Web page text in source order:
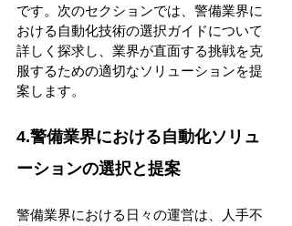
です。次のセクションでは、警備業界に
おける自動化技術の選択ガイドについて
詳しく探求し、業界が直面する挑戦を克
服するための適切なソリューションを提
案します。
4.警備業界における自動化ソリュ
ーションの選択と提案
警備業界における日々の運営は、人手不